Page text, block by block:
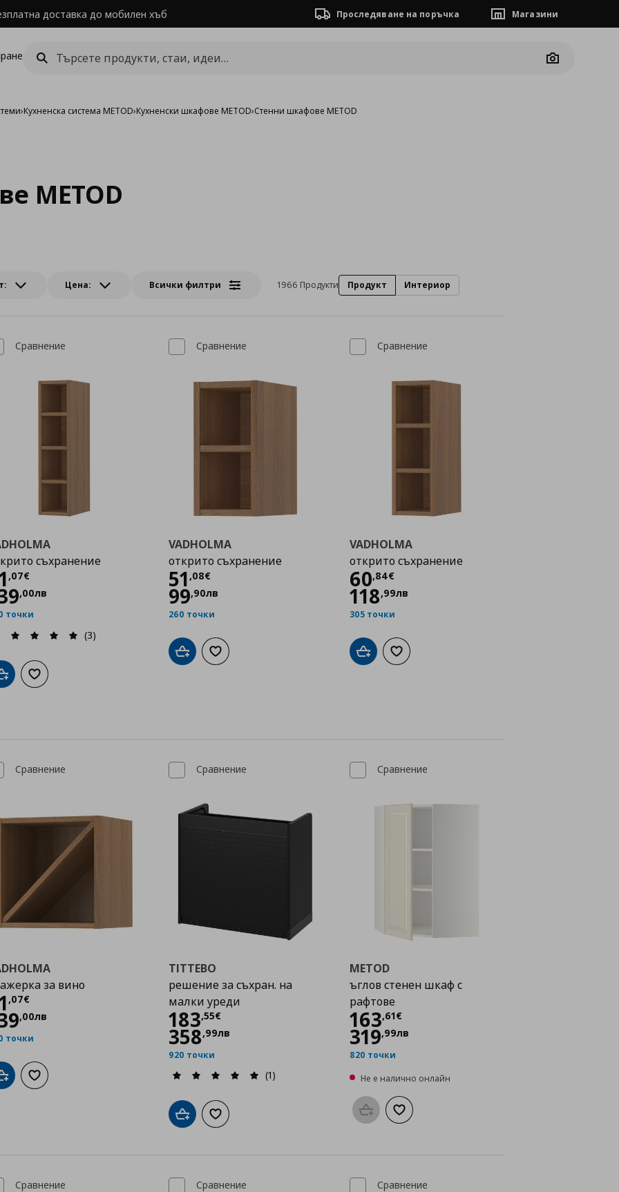
доставка до мобилен хъб Проследяване на поръчка Магазини
Camera
›Кухненска система METOD›Кухненски шкафове METOD›Стенни шкафове METOD
METOD
Цена: Всички филтри 1966 Продукти Продукт Интериор
Сравнение
съхранение
,07€
,00лв
точки
(3)
Добави в кошницата
Добави към списъка с любими
Сравнение
VADHOLMA
открито съхранение
51 ,08€
Цена
99,90лв
260 точки
Добави в кошницата
Добави към списъка с любими
Сравнение
VADHOLMA
открито съхранение
60,84€
Цена
118,99лв
305 точки
Добави в кошницата
Добави към списъка с любими
Сравнение
за вино
,07€
,00лв
точки
Добави в кошницата
Добави към списъка с любими
Сравнение
TITTEBO
решение за съхран. на
малки уреди
183,55€
Цена
358,99лв
920 точки
(1)
Добави в кошницата
Добави към списъка с любими
Сравнение
METOD
ъглов стенен шкаф с
рафтове
163,61€
Цена
319,99лв
820 точки
Не е налично онлайн
Προσθήκη στο καλάθι
Добави към списъка с любими
Сравнение Сравнение Сравнение